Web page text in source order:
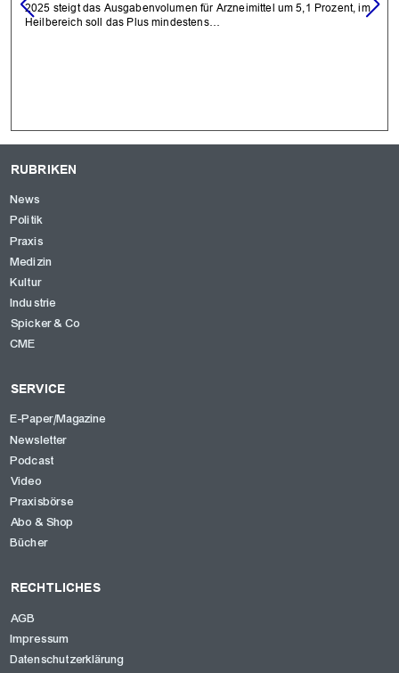
2025 steigt das Ausgabenvolumen für Arzneimittel um 5,1 Prozent, im
Heilbereich soll das Plus mindestens…
RUBRIKEN
News
Politik
Praxis
Medizin
Kultur
Industrie
Spicker & Co
CME
SERVICE
E-Paper/Magazine
Newsletter
Podcast
Video
Praxisbörse
Abo & Shop
Bücher
RECHTLICHES
AGB
Impressum
Datenschutzerklärung